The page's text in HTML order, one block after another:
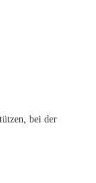
bei der